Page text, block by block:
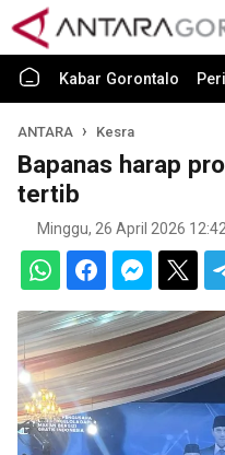
Kabar Gorontalo
ANTARA Kesra
Bapanas harap
tertib
Minggu, 26 April 2026 12:42